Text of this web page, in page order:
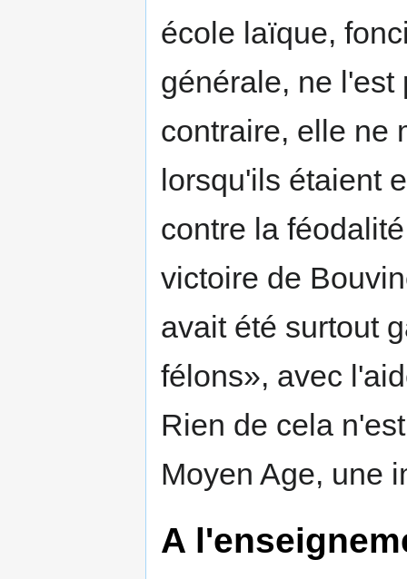
école laïque,
générale, ne l'est
contraire, elle ne
lorsqu'ils étaient
contre la
victoire de
avait été surtout
félons», avec
Rien de cela
Moyen Age, une
A